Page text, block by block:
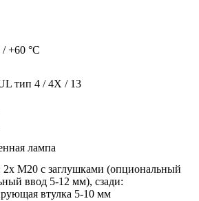
/ +60 °C
тип 4 / 4X / 13
лампа
2x M20 с заглушками (опциональный
ввод 5-12 мм), сзади:
втулка 5-10 мм